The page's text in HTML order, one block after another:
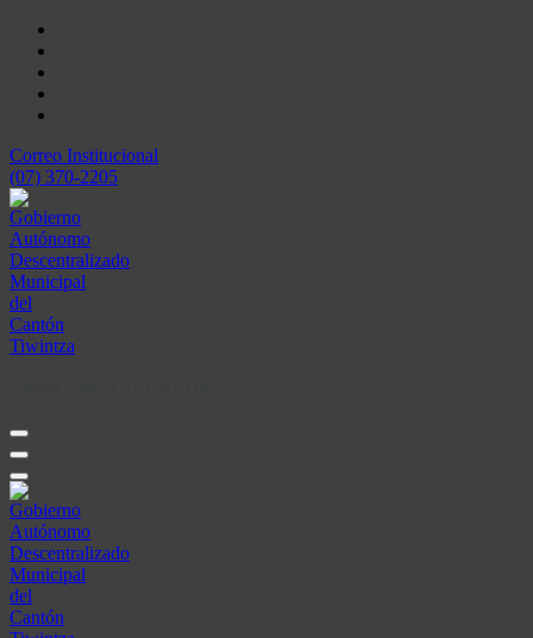
Skip
content
Correo Institucional
(07) 370-2205